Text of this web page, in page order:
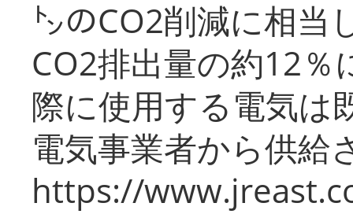
㌧のCO2削減に相当
CO2排出量の約12％
際に使用する電気は
電気事業者から供給
https://